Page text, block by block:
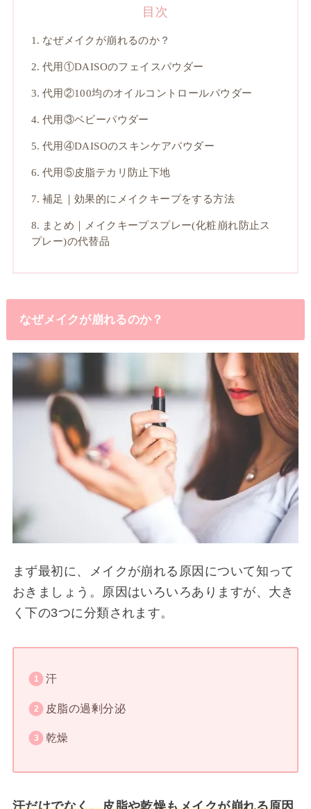
目次
なぜメイクが崩れるのか？
代用①DAISOのフェイスパウダー
代用②100均のオイルコントロールパウダー
代用③ベビーパウダー
代用④DAISOのスキンケアパウダー
代用⑤皮脂テカリ防止下地
補足｜効果的にメイクキープをする方法
まとめ｜メイクキープスプレー(化粧崩れ防止ス
プレー)の代替品
なぜメイクが崩れるのか？
まず最初に、メイクが崩れる原因について知って
おきましょう。原因はいろいろありますが、大き
く下の3つに分類されます。
汗
皮脂の過剰分泌
乾燥